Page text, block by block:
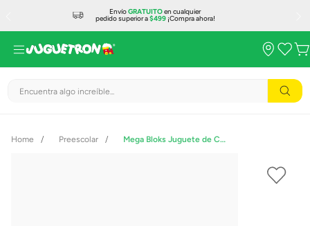
EnvíoGRATUITOen cualquier
pedido superior a$499¡Compra ahora!
Encuentra algo increíble...
Preescolar Mega Bloks Juguete de Construcción Bolsa Clásica 130 Bloques JFF50